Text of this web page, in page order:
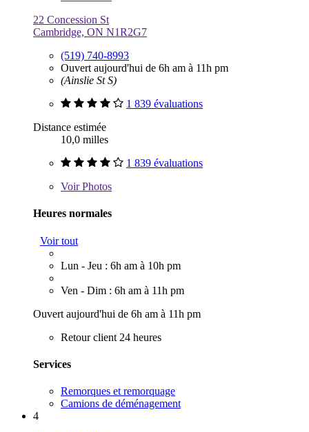
22 Concession St
Cambridge, ON N1R2G7
(519) 740-8993
Ouvert aujourd'hui de 6h am à 11h pm
(Ainslie St S)
1 839 évaluations
Distance estimée
10,0 milles
1 839 évaluations
VoirPhotos
Heures normales
Voir tout
Lun - Jeu : 6h am à 10h pm
Ven - Dim : 6h am à 11h pm
Ouvert aujourd'hui de 6h am à 11h pm
Retour client 24 heures
Services
Remorques et remorquage
Camions de déménagement
4